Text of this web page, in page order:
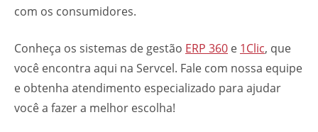
com os consumidores.
Conheça os sistemas de gestão ERP 360 e 1Clic, que
você encontra aqui na Servcel. Fale com nossa equipe
e obtenha atendimento especializado para ajudar
você a fazer a melhor escolha!